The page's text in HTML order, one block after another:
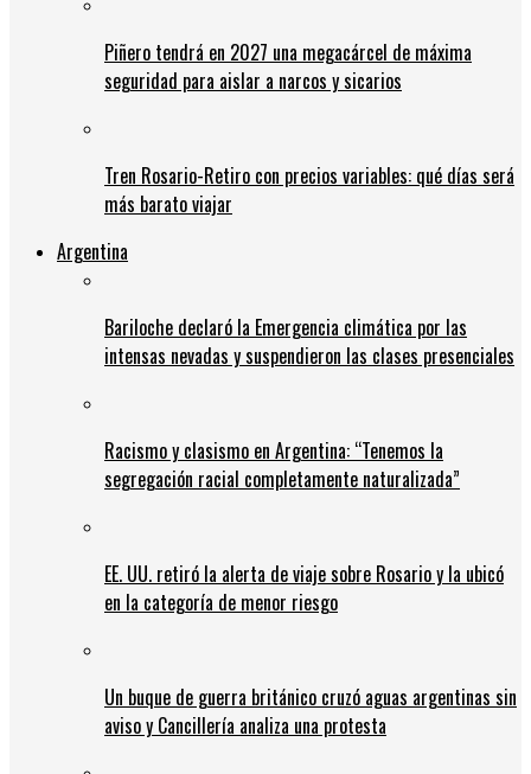
Piñero tendrá en 2027 una megacárcel de máxima
seguridad para aislar a narcos y sicarios
Tren Rosario-Retiro con precios variables: qué días será
más barato viajar
Argentina
Bariloche declaró la Emergencia climática por las
intensas nevadas y suspendieron las clases presenciales
Racismo y clasismo en Argentina: “Tenemos la
segregación racial completamente naturalizada”
EE. UU. retiró la alerta de viaje sobre Rosario y la ubicó
en la categoría de menor riesgo
Un buque de guerra británico cruzó aguas argentinas sin
aviso y Cancillería analiza una protesta